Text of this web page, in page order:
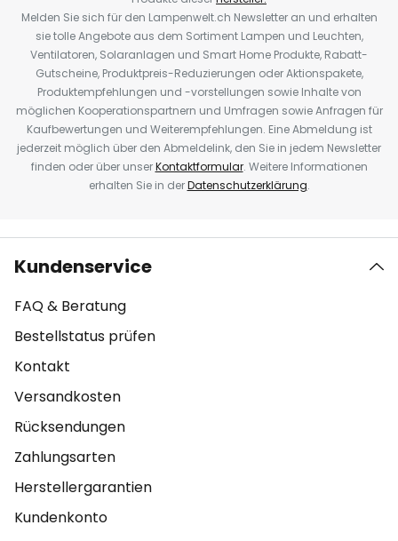
Melden Sie sich für den Lampenwelt.ch Newsletter an und erhalten
sie tolle Angebote aus dem Sortiment Lampen und Leuchten,
Ventilatoren, Solaranlagen und Smart Home Produkte, Rabatt-
Gutscheine, Produktpreis-Reduzierungen oder Aktionspakete,
Produktempfehlungen und -vorstellungen sowie Inhalte von
möglichen Kooperationspartnern und Umfragen sowie Anfragen für
Kaufbewertungen und Weiterempfehlungen. Eine Abmeldung ist
jederzeit möglich über den Abmeldelink, den Sie in jedem Newsletter
finden oder über unserKontaktformular. Weitere Informationen
erhalten Sie in derDatenschutzerklärung.
Kundenservice
FAQ & Beratung
Bestellstatus prüfen
Kontakt
Versandkosten
Rücksendungen
Zahlungsarten
Herstellergarantien
Kundenkonto